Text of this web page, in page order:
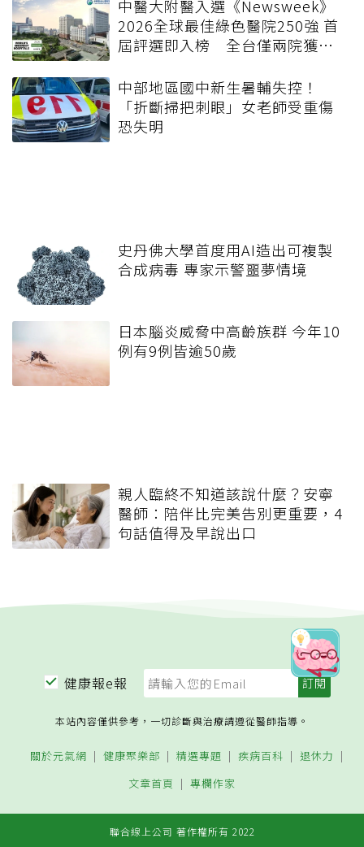
中醫大附醫入選《Newsweek》
2026全球最佳綠色醫院250強 首
屆評選即入榜 全台僅兩院獲
中部地區國中新生暑輔失控！
「折斷掃把刺眼」女老師受重傷
恐失明
史丹佛大學首度用AI造出可複製
合成病毒 專家示警噩夢情境
日本腦炎威脅中高齡族群 今年10
例有9例皆逾50歲
親人臨終不知道該說什麼？安寧
醫師：陪伴比完美告別更重要，4
句話值得及早說出口
健康報e報
本站內容僅供參考，一切診斷與治療請遵從醫師指導。
關於元氣網 健康聚樂部 精選專題 疾病百科
退休力
文章首頁
專欄作家
聯合線上公司 著作權所有 2022